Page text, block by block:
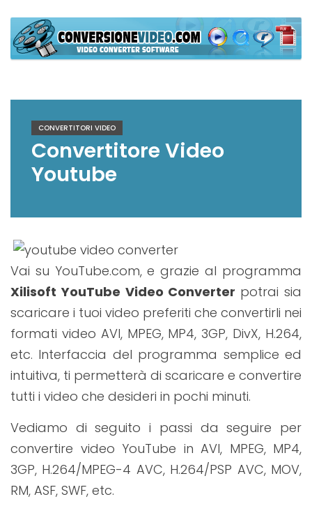
content
CONVERTITORI VIDEO
Convertitore Video
Youtube
Vai su YouTube.com, e grazie al programma
Xilisoft YouTube Video Converter potrai sia
scaricare i tuoi video preferiti che convertirli nei
formati video AVI, MPEG, MP4, 3GP, DivX, H.264,
etc. Interfaccia del programma semplice ed
intuitiva, ti permetterà di scaricare e convertire
tutti i video che desideri in pochi minuti.
Vediamo di seguito i passi da seguire per
convertire video YouTube in AVI, MPEG, MP4,
3GP, H.264/MPEG-4 AVC, H.264/PSP AVC, MOV,
RM, ASF, SWF, etc.